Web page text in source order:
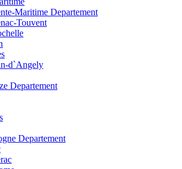
Maritime Departement
Touvent
d`Angely
Departement
Departement